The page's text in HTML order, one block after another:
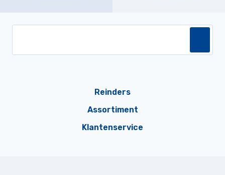
Reinders
Assortiment
Klantenservice